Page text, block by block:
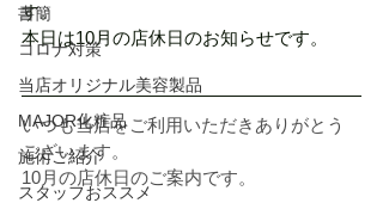
書簡
コロナ対策
当店オリジナル美容製品
MAJOR化粧品
施術ご紹介
スタッフおススメ
す。
本日は10月の店休日のお知らせです。
いつも当店をご利用いただきありがとう
ございます。
10月の店休日のご案内です。